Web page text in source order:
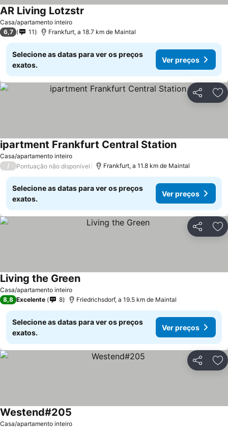
Casa/apartamento inteiro
AR Living Lotzstr
6,7 11 Frankfurt, a 18.7 km de Maintal
Selecione as datas para ver os preços
exatos.
Ver preços
Partilhar
Casa/apartamento inteiro
ipartment Frankfurt Central Station
/ Pontuação não disponível Frankfurt, a 11.8 km de Maintal
Selecione as datas para ver os preços
exatos.
Ver preços
Partilhar
Casa/apartamento inteiro
Living the Green
8,8 Excelente 8 Friedrichsdorf, a 19.5 km de Maintal
Selecione as datas para ver os preços
exatos.
Ver preços
Partilhar
Casa/apartamento inteiro
Westend#205